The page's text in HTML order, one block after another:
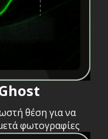
θέση για να
φωτογραφίες